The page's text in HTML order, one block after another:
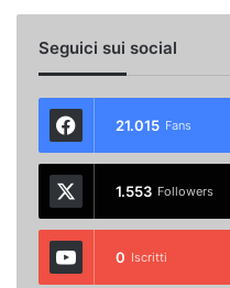
Seguici sui social
21.015 Fans
1.553 Followers
0 Iscritti